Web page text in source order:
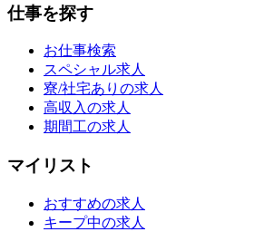
仕事を探す
お仕事検索
スペシャル求人
寮/社宅ありの求人
高収入の求人
期間工の求人
マイリスト
おすすめの求人
キープ中の求人